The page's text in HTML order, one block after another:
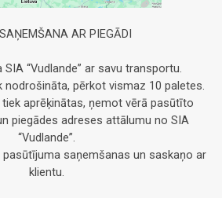
AR PIEGĀDI
“Vudlande” ar savu transportu.
nodrošināta, pērkot vismaz 10 paletes.
aprēķinātas, ņemot vērā pasūtīto
piegādes adreses attālumu no SIA
“Vudlande”.
saņemšanas un saskaņo ar
klientu.